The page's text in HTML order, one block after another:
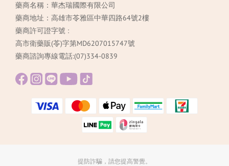
藥商名稱：華杰瑞國際有限公司
藥商地址：高雄市苓雅區中華四路64號2樓
藥商許可證字號 :
高市衛藥販(苓)字第MD6207015747號
藥商諮詢專線電話:(07)334-0839
提防詐騙，請您提高警覺。